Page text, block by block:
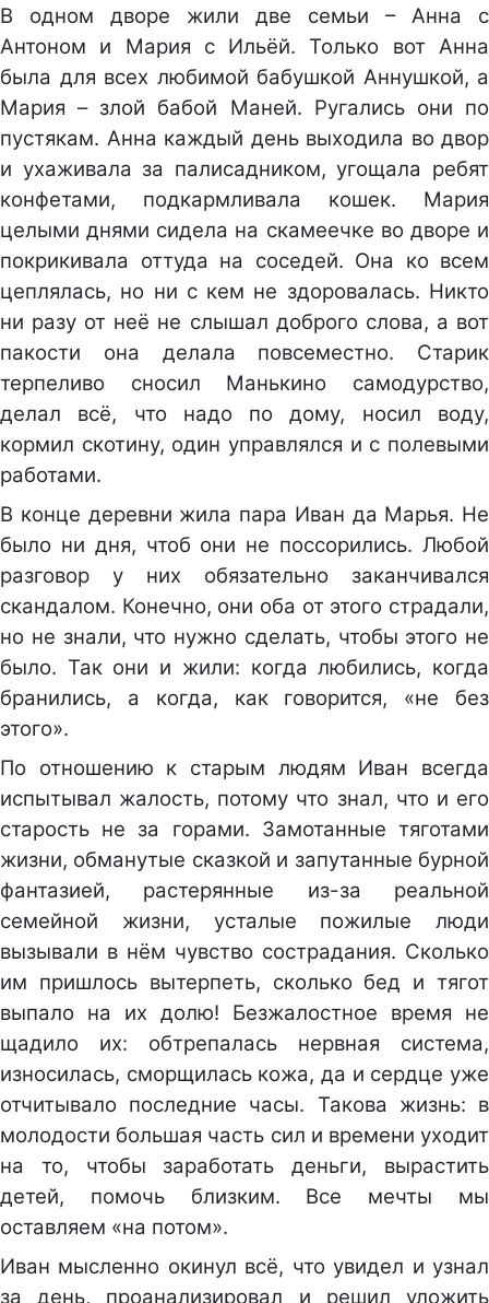
В одном дворе жили две семьи – Анна с
Антоном и Мария с Ильёй. Только вот Анна
была для всех любимой бабушкой Аннушкой, а
Мария – злой бабой Маней. Ругались они по
пустякам. Анна каждый день выходила во двор
и ухаживала за палисадником, угощала ребят
конфетами, подкармливала кошек. Мария
целыми днями сидела на скамеечке во дворе и
покрикивала оттуда на соседей. Она ко всем
цеплялась, но ни с кем не здоровалась. Никто
ни разу от неё не слышал доброго слова, а вот
пакости она делала повсеместно. Старик
терпеливо сносил Манькино самодурство,
делал всё, что надо по дому, носил воду,
кормил скотину, один управлялся и с полевыми
работами.
В конце деревни жила пара Иван да Марья. Не
было ни дня, чтоб они не поссорились. Любой
разговор у них обязательно заканчивался
скандалом. Конечно, они оба от этого страдали,
но не знали, что нужно сделать, чтобы этого не
было. Так они и жили: когда любились, когда
бранились, а когда, как говорится, «не без
этого».
По отношению к старым людям Иван всегда
испытывал жалость, потому что знал, что и его
старость не за горами. Замотанные тяготами
жизни, обманутые сказкой и запутанные бурной
фантазией, растерянные из-за реальной
семейной жизни, усталые пожилые люди
вызывали в нём чувство сострадания. Сколько
им пришлось вытерпеть, сколько бед и тягот
выпало на их долю! Безжалостное время не
щадило их: обтрепалась нервная система,
износилась, сморщилась кожа, да и сердце уже
отчитывало последние часы. Такова жизнь: в
молодости большая часть сил и времени уходит
на то, чтобы заработать деньги, вырастить
детей, помочь близким. Все мечты мы
оставляем «на потом».
Иван мысленно окинул всё, что увидел и узнал
за день, проанализировал и решил уложить